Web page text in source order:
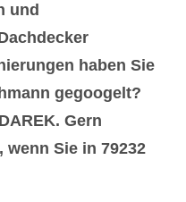
und
haben Sie
gegoogelt?
Gern
Sie in 79232